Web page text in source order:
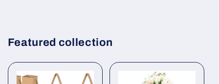
Featured collection